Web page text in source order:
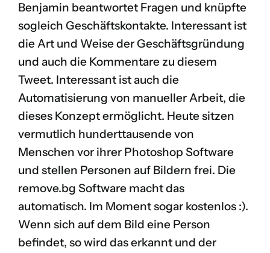
Benjamin beantwortet Fragen und knüpfte
sogleich Geschäftskontakte. Interessant ist
die Art und Weise der Geschäftsgründung
und auch die Kommentare zu diesem
Tweet. Interessant ist auch die
Automatisierung von manueller Arbeit, die
dieses Konzept ermöglicht. Heute sitzen
vermutlich hunderttausende von
Menschen vor ihrer Photoshop Software
und stellen Personen auf Bildern frei. Die
remove.bg Software macht das
automatisch. Im Moment sogar kostenlos :).
Wenn sich auf dem Bild eine Person
befindet, so wird das erkannt und der